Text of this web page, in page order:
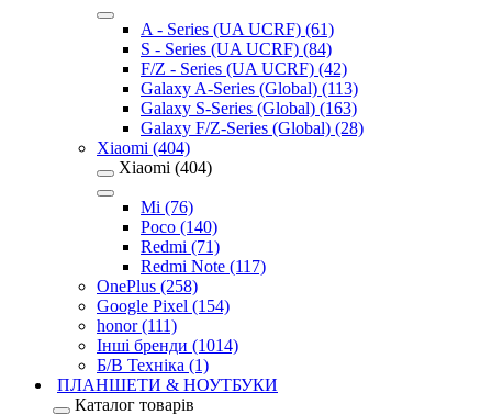
A - Series (UA UCRF) (61)
S - Series (UA UCRF) (84)
F/Z - Series (UA UCRF) (42)
Galaxy A-Series (Global) (113)
Galaxy S-Series (Global) (163)
Galaxy F/Z-Series (Global) (28)
Xiaomi (404)
Xiaomi (404)
Mi (76)
Poco (140)
Redmi (71)
Redmi Note (117)
OnePlus (258)
Google Pixel (154)
honor (111)
Інші бренди (1014)
Б/В Техніка (1)
ПЛАНШЕТИ & НОУТБУКИ
Каталог товарів